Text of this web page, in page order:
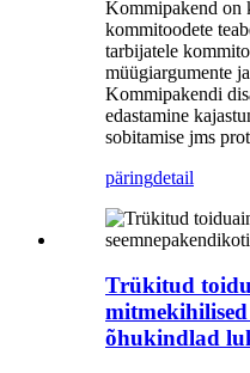
Kommipakend on
kommitoodete
tarbijatele
müügiargumente
Kommipakendi
edastamine
sobitamise jms
päringdetail
Trükitud
õhukindlad